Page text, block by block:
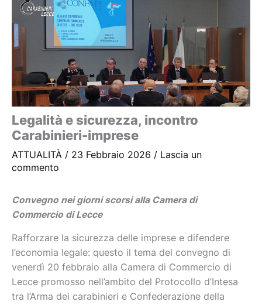
Legalità e sicurezza, incontro
Carabinieri-imprese
ATTUALITÀ / 23 Febbraio 2026 / Lascia un
commento
Convegno nei giorni scorsi alla Camera di
Commercio di Lecce
Rafforzare la sicurezza delle imprese e difendere
l’economia legale: questo il tema del convegno di
venerdì 20 febbraio alla Camera di Commercio di
Lecce promosso nell’ambito del Protocollo d’Intesa
tra l’Arma dei carabinieri e Confederazione della